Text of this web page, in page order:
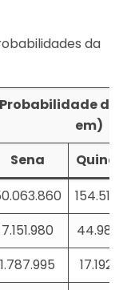
da
Probabilidade de
em)
Sena
Quina
154.518
7.151.980
44.981
1.787.995
17.192